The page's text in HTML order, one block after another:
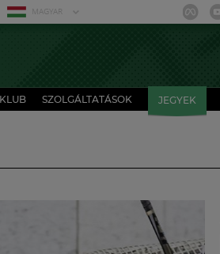
MAGYAR
KLUB SZOLGÁLTATÁSOK JEGYEK